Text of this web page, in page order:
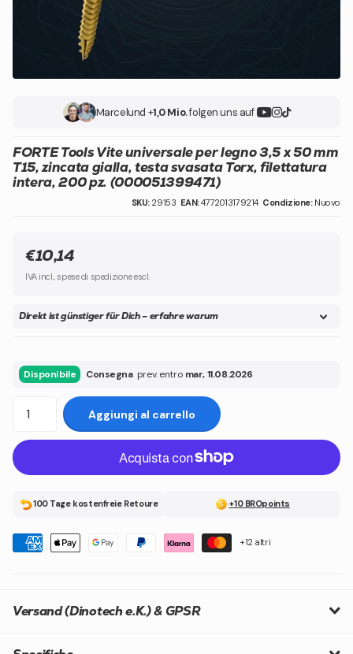
Marcelund +1,0 Mio.folgen uns auf
FORTE Tools Vite universale per legno 3,5 x 50 mm
T15, zincata gialla, testa svasata Torx, filettatura
intera, 200 pz. (000051399471)
SKU: 29153 EAN:4772013179214 Condizione: Nuovo
€10,14
IVA incl., spese di spedizione escl.
Direkt ist günstiger für Dich – erfahre warum
Disponibile Consegnaprev. entro mar, 11.08.2026
Aggiungi al carrello
100 Tage kostenfreie Retoure +10 BROpoints
+12 altri
Versand (Dinotech e.K.) & GPSR